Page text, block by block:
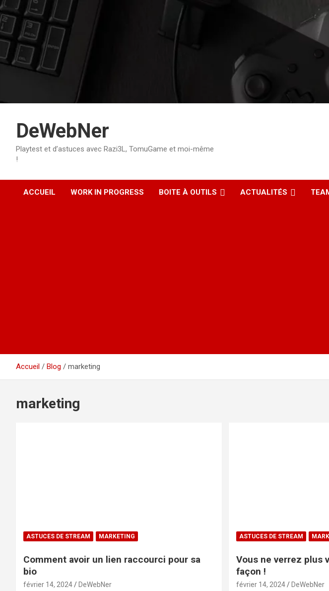
Aller
au
contenu
DeWebNer
Playtest et d’astuces avec Razi3L, TomuGame et moi-même
!
ACCUEIL WORK IN PROGRESS BOITE À OUTILS ACTUALITÉS
Accueil Blog marketing
marketing
ASTUCES DE STREAM MARKETING
Comment avoir un lien raccourci pour sa
bio
février 14, 2024 DeWebNer
ASTUCES DE STREAM
Vous ne verrez plus
façon !
février 14, 2024 DeWebNer